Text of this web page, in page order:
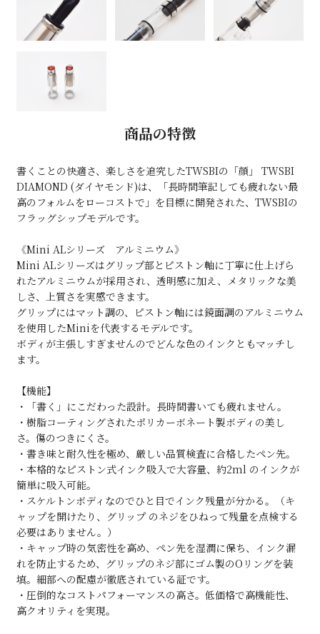
商品の特徴
書くことの快適さ、楽しさを追究したTWSBIの「顔」 TWSBI
DIAMOND (ダイヤモンド)は、「長時間筆記しても疲れない最
高のフォルムをローコストで」を目標に開発された、TWSBIの
フラッグシップモデルです。
《Mini ALシリーズ アルミニウム》
Mini ALシリーズはグリップ部とピストン軸に丁寧に仕上げら
れたアルミニウムが採用され、透明感に加え、メタリックな美
しさ、上質さを実感できます。
グリップにはマット調の、ピストン軸には鏡面調のアルミニウム
を使用したMiniを代表するモデルです。
ボディが主張しすぎませんのでどんな色のインクともマッチし
ます。
【機能】
・「書く」にこだわった設計。長時間書いても疲れません。
・樹脂コーティングされたポリカーボネート製ボディの美し
さ。傷のつきにくさ。
・書き味と耐久性を極め、厳しい品質検査に合格したペン先。
・本格的なピストン式インク吸入で大容量、約2ml のインクが
簡単に吸入可能。
・スケルトンボディなのでひと目でインク残量が分かる。（キ
ャップを開けたり、グリップ のネジをひねって残量を点検する
必要はありません。）
・キャップ時の気密性を高め、ペン先を湿潤に保ち、インク漏
れを防止するため、グリップのネジ部にゴム製のOリングを装
填。細部への配慮が徹底されている証です。
・圧倒的なコストパフォーマンスの高さ。低価格で高機能性、
高クオリティを実現。